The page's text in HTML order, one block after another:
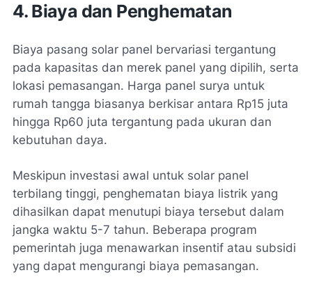
4. Biaya dan Penghematan
Biaya pasang solar panel bervariasi tergantung
pada kapasitas dan merek panel yang dipilih, serta
lokasi pemasangan. Harga panel surya untuk
rumah tangga biasanya berkisar antara Rp15 juta
hingga Rp60 juta tergantung pada ukuran dan
kebutuhan daya.
Meskipun investasi awal untuk solar panel
terbilang tinggi, penghematan biaya listrik yang
dihasilkan dapat menutupi biaya tersebut dalam
jangka waktu 5-7 tahun. Beberapa program
pemerintah juga menawarkan insentif atau subsidi
yang dapat mengurangi biaya pemasangan​.